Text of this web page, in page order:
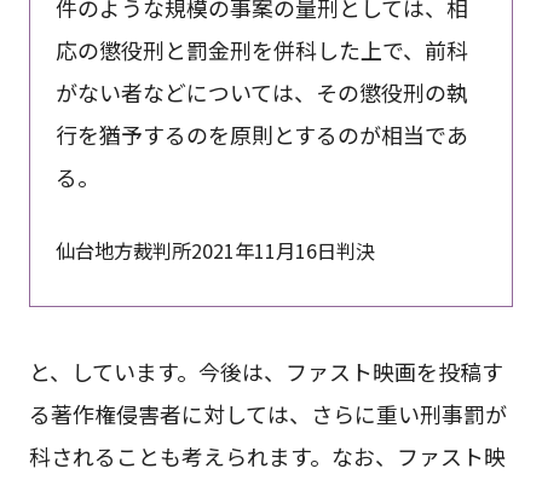
件のような規模の事案の量刑としては、相
応の懲役刑と罰金刑を併科した上で、前科
がない者などについては、その懲役刑の執
行を猶予するのを原則とするのが相当であ
る。
仙台地方裁判所2021年11月16日判決
と、しています。今後は、ファスト映画を投稿す
る著作権侵害者に対しては、さらに重い刑事罰が
科されることも考えられます。なお、ファスト映